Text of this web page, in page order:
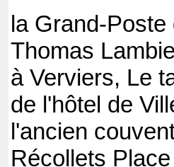
la Grand-
Thomas
à Verviers, Le
de l'hôtel de
l'ancien
Récollets